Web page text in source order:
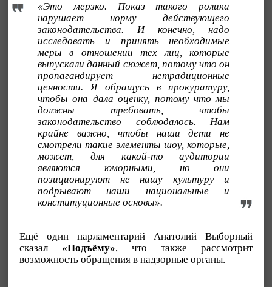
«Это мерзко. Показ такого ролика
нарушает норму действующего
законодательства. И конечно, надо
исследовать и принять необходимые
меры в отношении тех лиц, которые
выпускали данный сюжет, потому что он
пропагандирует нетрадиционные
ценности. Я обращусь в прокуратуру,
чтобы она дала оценку, потому что мы
должны требовать, чтобы
законодательство соблюдалось. Нам
крайне важно, чтобы наши дети не
смотрели такие элементы шоу, которые,
может, для какой-то аудитории
являются юморными, но они
позиционируют не нашу культуру и
подрывают наши национальные и
конституционные основы».
Ещё один парламентарий Анатолий Выборный
сказал «Подъёму», что также рассмотрит
возможность обращения в надзорные органы.